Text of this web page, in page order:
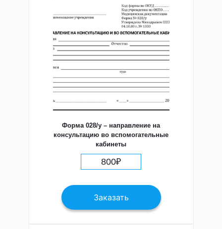
Форма 028/у – направление на
консультацию во вспомогательные
кабинеты
800₽
Заказать